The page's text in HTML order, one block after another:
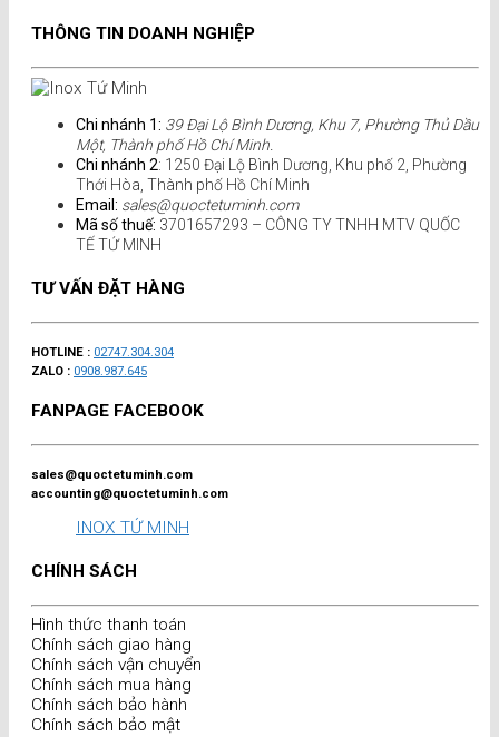
THÔNG TIN DOANH NGHIỆP
Chi nhánh 1: 39 Đại Lộ Bình Dương, Khu 7, Phường Thủ Dầu
Một, Thành phố Hồ Chí Minh.
Chi nhánh 2: 1250 Đại Lộ Bình Dương, Khu phố 2, Phường
Thới Hòa, Thành phố Hồ Chí Minh
Email: sales@quoctetuminh.com
Mã số thuế: 3701657293 – CÔNG TY TNHH MTV QUỐC
TẾ TỨ MINH
TƯ VẤN ĐẶT HÀNG
HOTLINE : 02747.304.304
ZALO : 0908.987.645
FANPAGE FACEBOOK
sales@quoctetuminh.com
accounting@quoctetuminh.com
INOX TỨ MINH
CHÍNH SÁCH
Hình thức thanh toán
Chính sách giao hàng
Chính sách vận chuyển
Chính sách mua hàng
Chính sách bảo hành
Chính sách bảo mật